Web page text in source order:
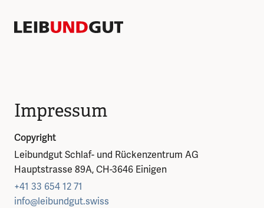
Impressum
Copyright
Leibundgut Schlaf- und Rückenzentrum AG
Hauptstrasse 89A, CH-3646 Einigen
+41 33 654 12 71
info@leibundgut.swiss